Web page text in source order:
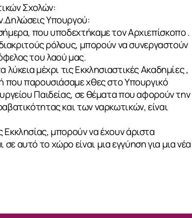
Σχολών:
Υπουργού:
που υποδεχτήκαμε τον Αρχιεπίσκοπο .
ρόλους, μπορούν να συνεργαστούν
του λαού μας.
μέχρι τις Εκκλησιαστικές Ακαδημίες ,
που παρουσιάσαμε χθες στο Υπουργικό
Παιδείας, σε θέματα που αφορούν την
και των ναρκωτικών, είναι
μπορούν να έχουν άριστα
αυτό το χώρο είναι μια εγγύηση για μια νέα